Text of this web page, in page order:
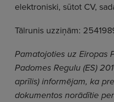
elektroniski, sūtot CV,
Tālrunis uzziņām:
Pamatojoties uz Eiropas
Padomes Regulu (ES)
aprīlis) informējam, ka
dokumentos norādītie